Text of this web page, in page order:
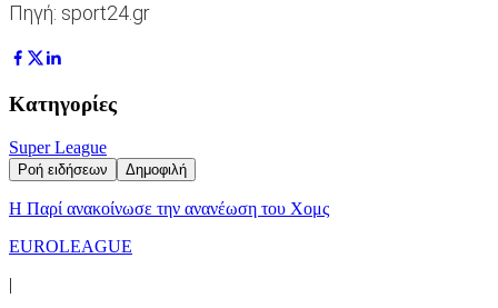
Πηγή: sport24.gr
Κατηγορίες
Super League
Ροή ειδήσεων Δημοφιλή
Η Παρί ανακοίνωσε την ανανέωση του Χομς
EUROLEAGUE
|